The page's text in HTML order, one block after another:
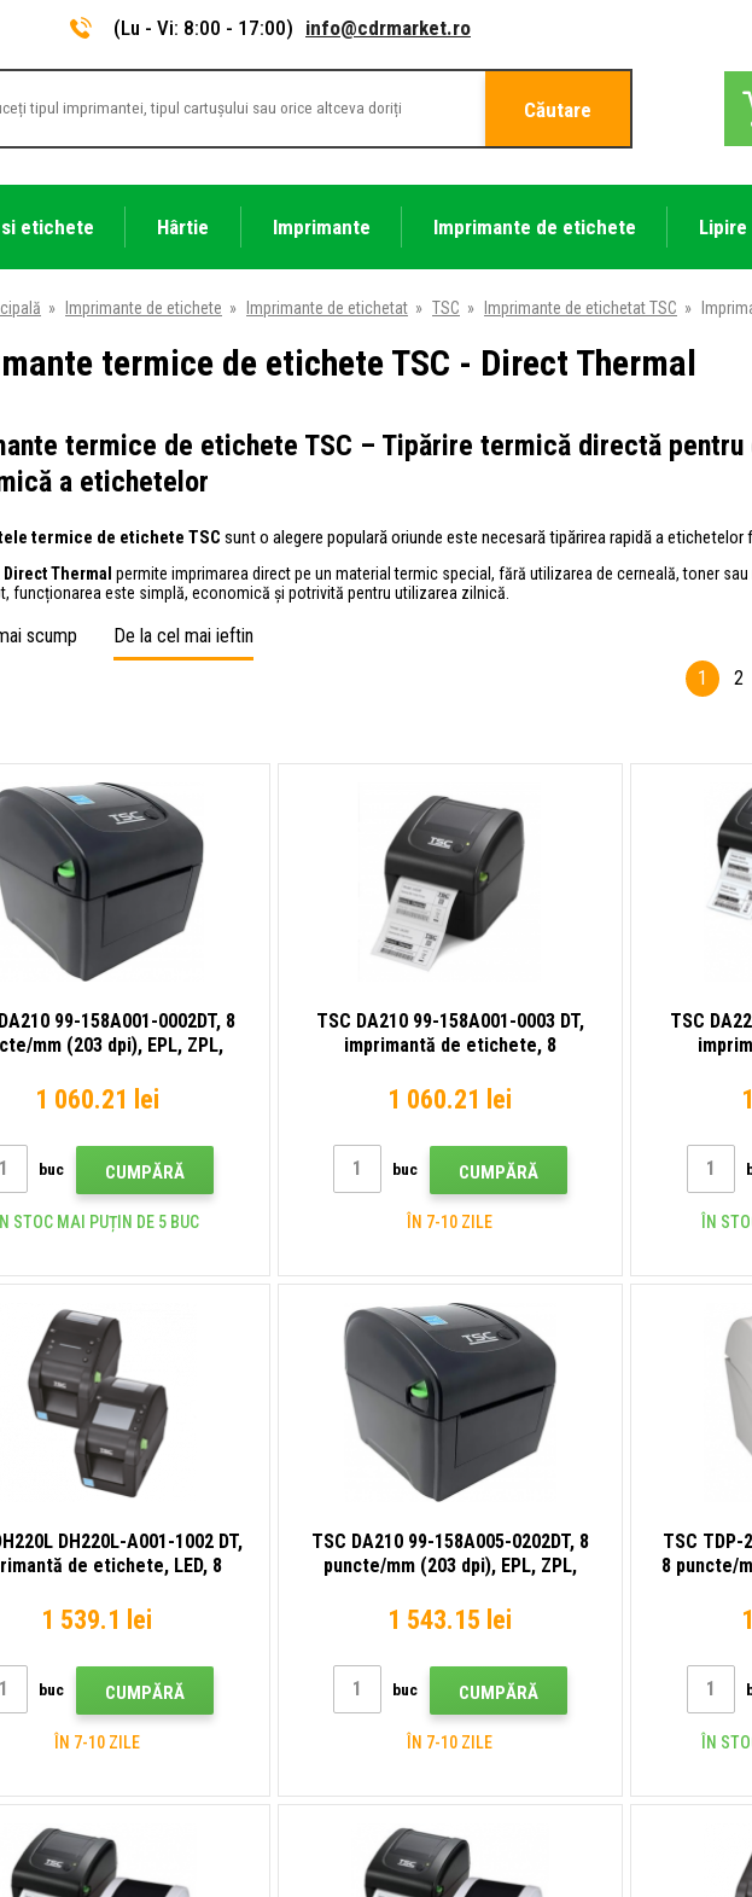
(Lu - Vi: 8:00 - 17:00) info@cdrmarket.ro
Căutare
etichete Hârtie Imprimante Imprimante de etichete Lipire
» Imprimante de etichete » Imprimante de etichetat » TSC » Imprimante de etichetat TSC »
termice de etichete TSC - Direct Thermal
termice de etichete TSC – Tipărire termică directă pentru
a etichetelor
termice de etichete TSC sunt o alegere populară oriunde este necesară tipărirea rapidă a etichetelor
Direct Thermal permite imprimarea direct pe un material termic special, fără utilizarea de cerneală, toner
funcționarea este simplă, economică și potrivită pentru utilizarea zilnică.
scump
De la cel mai ieftin
1
2
99-158A001-0002DT, 8
mm (203 dpi), EPL, ZPL,
etichete
1 060.21 lei
buc CUMPĂRĂ
ÎN STOC MAI PUȚIN DE 5 BUC
TSC DA210 99-158A001-0003 DT,
imprimantă de etichete, 8
ZPLII, TSPL-EZ, USB
1 060.21 lei
buc CUMPĂRĂ
ÎN 7-10 ZILE
TSC
ÎN
DH220L-A001-1002 DT,
de etichete, LED, 8
USB Host, RS232, Ethernet, kit
1 539.1 lei
buc CUMPĂRĂ
ÎN 7-10 ZILE
TSC DA210 99-158A005-0202DT, 8
puncte/mm (203 dpi), EPL, ZPL,
imprimantă de etichete
1 543.15 lei
buc CUMPĂRĂ
ÎN 7-10 ZILE
TSC TDP-
8 puncte/
ÎN